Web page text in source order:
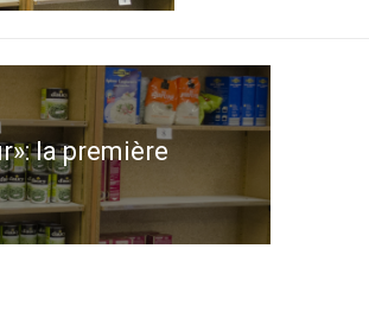
la première